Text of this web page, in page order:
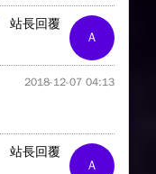
A
站長回覆
2018-12-07 04:13
A
站長回覆